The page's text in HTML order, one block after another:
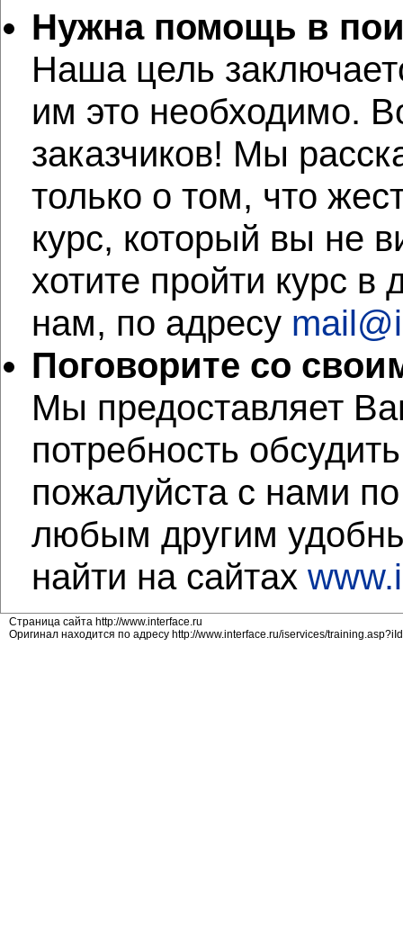
Нужна помощь в
Наша цель
им это необходимо.
заказчиков! Мы
только о том, что
курс, который вы не
хотите пройти курс
нам, по адресу
Поговорите со
Мы предоставляет
потребность
пожалуйста c нами
любым другим
найти на сайтах
Страница сайта http://www.interface.ru
Оригинал находится по адресу http://www.interface.ru/iservices/